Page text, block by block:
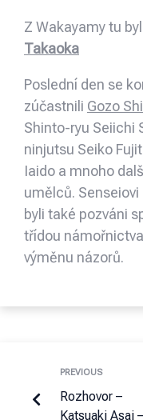
Z Wakayamy tu byl
Takaoka
Poslední den se
zúčastnili Gozo
Shinto-ryu Seiichi
ninjutsu Seiko
Iaido a mnoho
umělců.
byli také pozváni
třídou
výměnu názorů.
PREVIOUS
Rozhovor –
Katsuaki Asai –